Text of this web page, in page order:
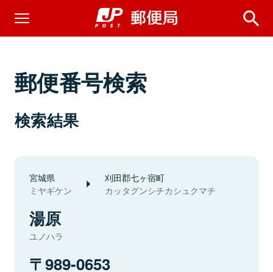
郵便番号検索
検索結果
宮城県
ミヤギケン
刈田郡七ヶ宿町
カッタグンシチカシュクマチ
湯原
ユノハラ
989-0653